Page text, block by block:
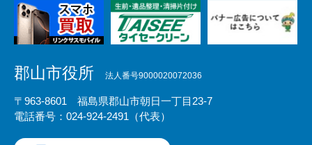
郡山市役所 法人番号9000020072036
〒963-8601 福島県郡山市朝日一丁目23-7
電話番号：024-924-2491（代表）